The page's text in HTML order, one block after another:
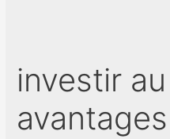
investir
avantages